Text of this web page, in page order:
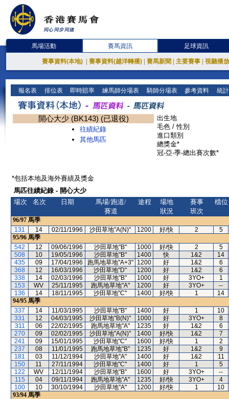
馬場活動 賽馬資訊 足球資訊
賽事資料(本地) 賽事資料(越洋轉播) 賽馬新聞 主要賽事 視聽播
報名表 排位表 即時賠率 練馬師分場表 騎師分場表 參考資料 統
開心大少 (BK143) (已退役)
往績紀錄
其他馬匹
出生地
毛色 / 性別
進口類別
總獎金*
冠-亞-季-總出賽次數*
*包括本地及海外賽績及獎金
馬匹往績紀錄 - 開心大少
場次
名次 日期
馬場/跑道/
賽道
途程
場地
狀況
賽事
班次
檔位
96/97 馬季
131
14 02/11/1996 沙田草地"A(N)" 1200 好/快 2
5
95/96 馬季
542
12 09/06/1996 沙田草地"B" 1000 好/快 2
5
508
10 19/05/1996 沙田草地"B" 1400 快 1&2
14
435
09 17/04/1996 跑馬地草地"A+3" 1200 好 1&2
6
368
12 16/03/1996 沙田草地"D" 1200 好 1&2
6
338
14 02/03/1996 沙田草地"B" 1000 好 3YO+
1
153
WV 25/11/1995 跑馬地草地"A" 1200 好 3YO+
--
136
14 18/11/1995 沙田草地"C" 1400 好/快 1
14
94/95 馬季
337
14 11/03/1995 沙田草地"B" 1400 好 1
10
331
12 04/03/1995 沙田草地"B(N)" 1000 好 3YO+
8
311
06 22/02/1995 跑馬地草地"A" 1235 好 1&2
6
270
09 02/02/1995 沙田草地"A(N)" 1400 好/快 1&2
7
241
09 15/01/1995 沙田草地"C" 1600 好/快 1
2
237
08 11/01/1995 跑馬地草地"B" 1235 好 1&2
9
181
03 11/12/1994 沙田草地"A" 1400 好 1&2
11
150
11 27/11/1994 沙田草地"C" 1400 好 1
5
122
WV 12/11/1994 沙田草地"B" 1600 好 3YO+
--
115
04 09/11/1994 跑馬地草地"A" 1235 好/快 3YO+
4
100
10 30/10/1994 沙田草地"A" 1200 好/快 1
10
93/94 馬季